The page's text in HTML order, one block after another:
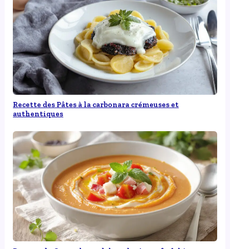
Recette des Pâtes à la carbonara crémeuses et
authentiques